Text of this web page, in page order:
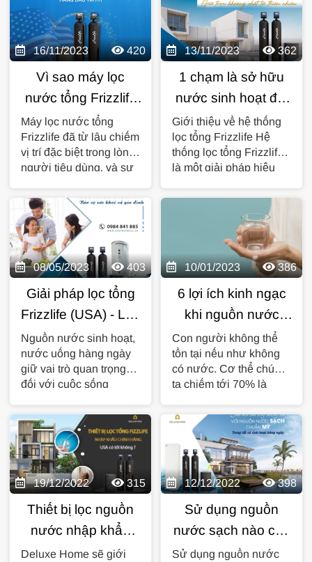
16/11/2023 420
Vì sao máy lọc
nước tổng Frizzlife
được ưa chuộng
sử dụng hơn cả?
Máy lọc nước tổng
Frizzlife đã từ lâu chiếm
vị trí đặc biệt trong lòng
người tiêu dùng, và sự
13/11/2023 362
1 chạm là sở hữu
nước sinh hoạt đạt
chuẩn với hệ thống
lọc tổng Frizzlife
Giới thiệu về hệ thống
lọc tổng Frizzlife Hệ
thống lọc tổng Frizzlife
là một giải pháp hiệu
08/05/2023 403
Giải pháp lọc tổng
Frizzlife (USA) - Lọc
tổng Mỹ tạo nguồn
nước tiêu chuẩn
Việt
Nguồn nước sinh hoạt,
nước uống hàng ngày
giữ vai trò quan trọng
đối với cuộc sống
một trong...
10/01/2023 386
6 lợi ích kinh ngạc
khi nguồn nước
được lọc tiêu chuẩn
Con người không thể
tồn tại nếu như không
có nước. Cơ thể chúng
ta chiếm tới 70% là
hơn...
19/12/2022 315
Thiết bị lọc nguồn
nước nhập khẩu
chính hãng USA có
Deluxe Home sẽ giới
12/12/2022 398
Sử dụng nguồn
nước sạch nào cho
cuộc sống khỏe
Sử dụng nguồn nước